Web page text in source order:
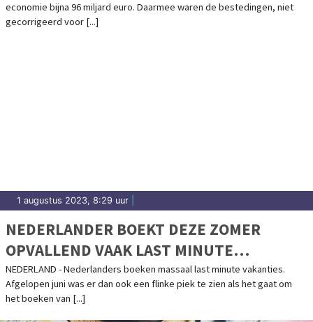
economie bijna 96 miljard euro. Daarmee waren de bestedingen, niet
gecorrigeerd voor [...]
1 augustus 2023, 8:29 uur
NEDERLANDER BOEKT DEZE ZOMER
OPVALLEND VAAK LAST MINUTE
VAKANTIE
NEDERLAND - Nederlanders boeken massaal last minute vakanties.
Afgelopen juni was er dan ook een flinke piek te zien als het gaat om
het boeken van [...]